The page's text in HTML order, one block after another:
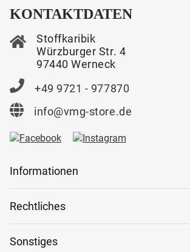
KONTAKTDATEN
Stoffkaribik
Würzburger Str. 4
97440 Werneck
+49 9721 - 977870
info@vmg-store.de
Informationen
Rechtliches
Sonstiges